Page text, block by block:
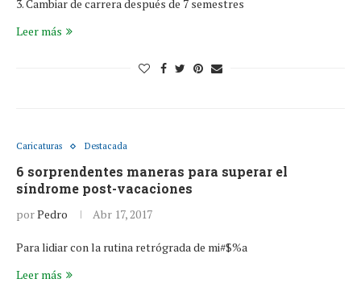
3. Cambiar de carrera después de 7 semestres
Leer más
Caricaturas Destacada
6 sorprendentes maneras para superar el
síndrome post-vacaciones
porPedro Abr 17, 2017
Para lidiar con la rutina retrógrada de mi#$%a
Leer más